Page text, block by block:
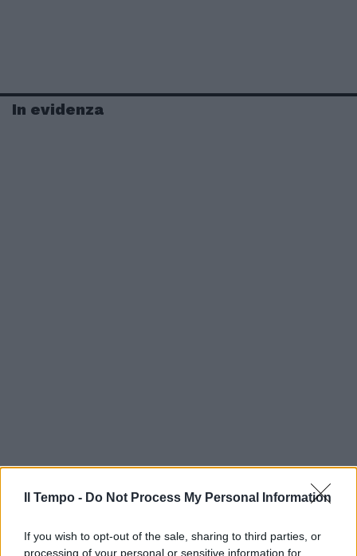
Il Tempo - Do Not Process My Personal Information
If you wish to opt-out of the sale, sharing to third parties, or
processing of your personal or sensitive information for
In evidenza